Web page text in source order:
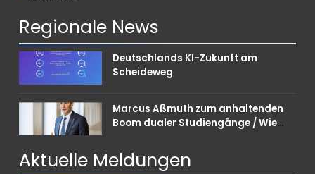
Regionale News
Deutschlands KI-Zukunft am
Scheideweg
Marcus Aßmuth zum anhaltenden
Boom dualer Studiengänge / Wie
punkten können
Aktuelle Meldungen